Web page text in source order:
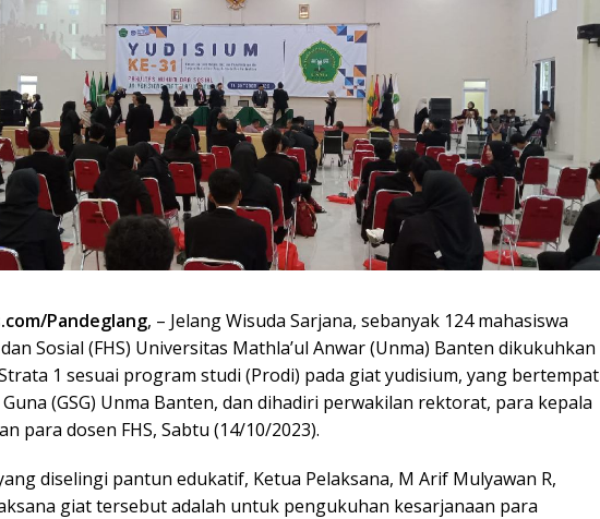
Pandeglang, – Jelang Wisuda Sarjana, sebanyak 124 mahasiswa
Sosial (FHS) Universitas Mathla’ul Anwar (Unma) Banten dikukuhkan
1 sesuai program studi (Prodi) pada giat yudisium, yang bertempat
(GSG) Unma Banten, dan dihadiri perwakilan rektorat, para kepala
para dosen FHS, Sabtu (14/10/2023).
diselingi pantun edukatif, Ketua Pelaksana, M Arif Mulyawan R,
giat tersebut adalah untuk pengukuhan kesarjanaan para